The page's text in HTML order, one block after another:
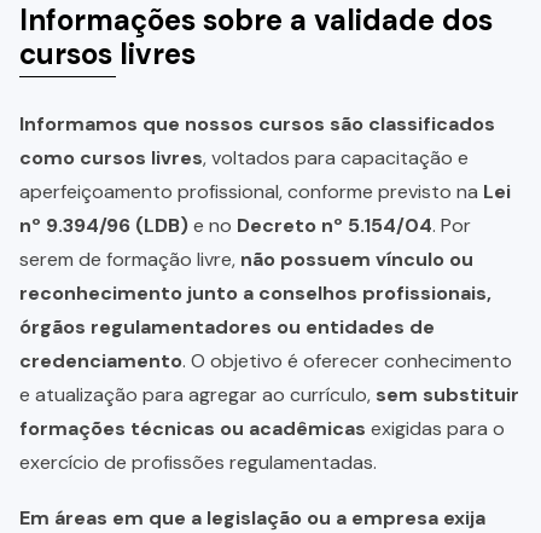
Informações sobre a validade dos
cursos livres
Informamos que nossos cursos são classificados
como cursos livres, voltados para capacitação e
aperfeiçoamento profissional, conforme previsto na Lei
nº 9.394/96 (LDB)e no Decreto nº 5.154/04. Por
serem de formação livre, não possuem vínculo ou
reconhecimento junto a conselhos profissionais,
órgãos regulamentadores ou entidades de
credenciamento. O objetivo é oferecer conhecimento
e atualização para agregar ao currículo, sem substituir
formações técnicas ou acadêmicas exigidas para o
exercício de profissões regulamentadas.
Em áreas em que a legislação ou a empresa exija